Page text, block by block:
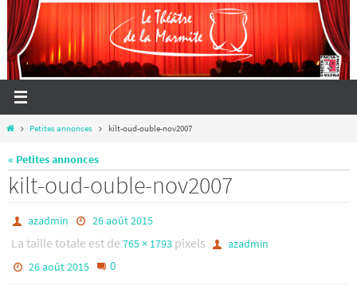
Passer
vers
le
contenu
HomePetites annonces kilt-oud-ouble-nov2007
« Petites annonces
kilt-oud-ouble-nov2007
azadmin 26 août 2015
La taille totale est de 765 × 1793 pixels
azadmin
26 août 2015
0